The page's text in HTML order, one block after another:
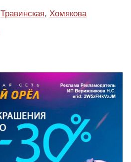
Травинская, Хомякова